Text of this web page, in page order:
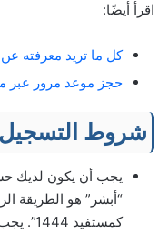
اقرأ أيضًا:
كل ما تريد معرفته
حجز موعد مرور عبر منصة أبشر
شروط
يجب أن يكون لديك
“أبشر” هو الطريقة